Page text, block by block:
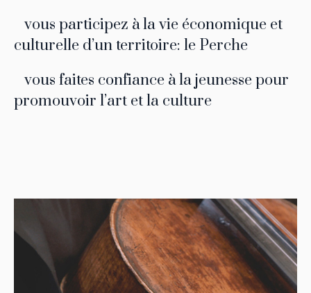
vous participez à la vie économique et
culturelle d’un territoire: le Perche
vous faites confiance à la jeunesse pour
promouvoir l’art et la culture